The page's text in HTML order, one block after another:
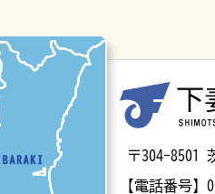
〒304-8501
【電話番号】